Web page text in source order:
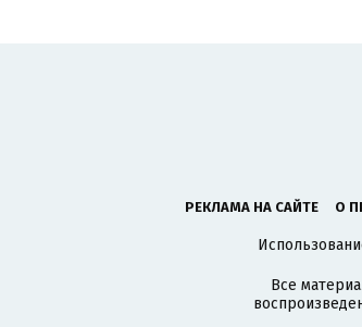
РЕКЛАМА НА САЙТЕ О
Все